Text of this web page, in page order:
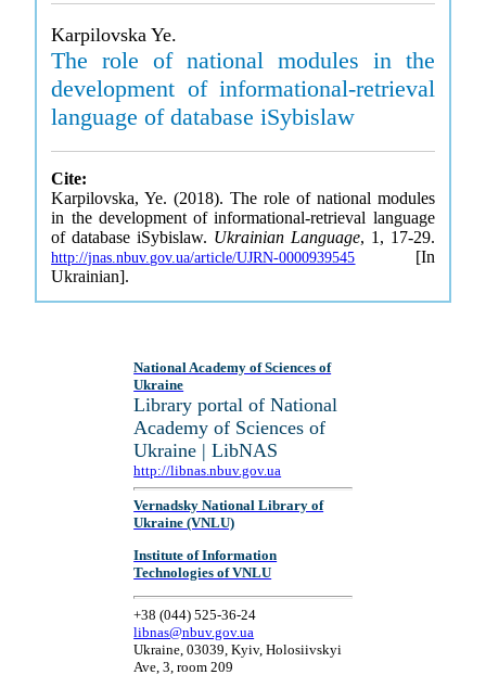
Karpilovska Ye.
The role of national modules in the
development of informational-retrieval
language of database iSybislaw
Cite:
Karpilovska, Ye. (2018). The role of national modules
in the development of informational-retrieval language
of database iSybislaw. Ukrainian Language, 1, 17-29.
http://jnas.nbuv.gov.ua/article/UJRN-0000939545 [In
Ukrainian].
National Academy of Sciences of
Ukraine
Library portal of National
Academy of Sciences of
Ukraine | LibNAS
http://libnas.nbuv.gov.ua
Vernadsky National Library of
Ukraine (VNLU)
Institute of Information
Technologies of VNLU
+38 (044) 525-36-24
libnas@nbuv.gov.ua
Ukraine, 03039, Kyiv, Holosiivskyi
Ave, 3, room 209